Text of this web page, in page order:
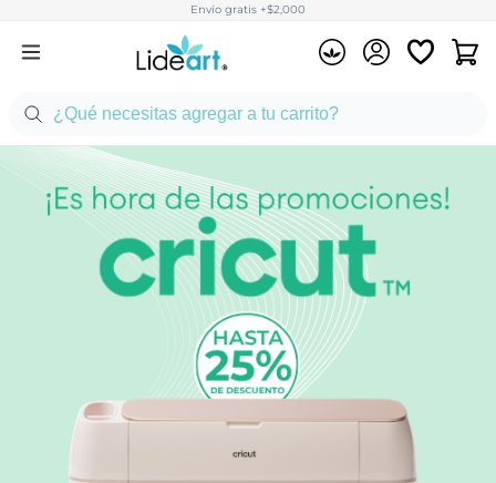
Envío gratis +$2,000